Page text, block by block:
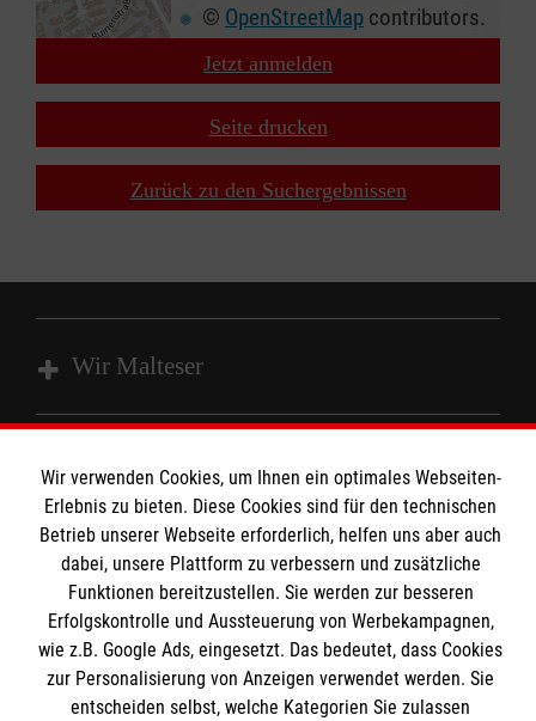
© OpenStreetMap contributors.
Jetzt anmelden
Seite drucken
Zurück zu den Suchergebnissen
Wir Malteser
Das MBZ Westfalen
Spenden
Wir Malteser
Informationen
Downloads
Kontakt
Impressum
Malteser online
Malteserorden
Wir verwenden Cookies, um Ihnen ein optimales Webseiten-
Erlebnis zu bieten. Diese Cookies sind für den technischen
Betrieb unserer Webseite erforderlich, helfen uns aber auch
dabei, unsere Plattform zu verbessern und zusätzliche
Funktionen bereitzustellen. Sie werden zur besseren
Erfolgskontrolle und Aussteuerung von Werbekampagnen,
wie z.B. Google Ads, eingesetzt. Das bedeutet, dass Cookies
zur Personalisierung von Anzeigen verwendet werden. Sie
entscheiden selbst, welche Kategorien Sie zulassen